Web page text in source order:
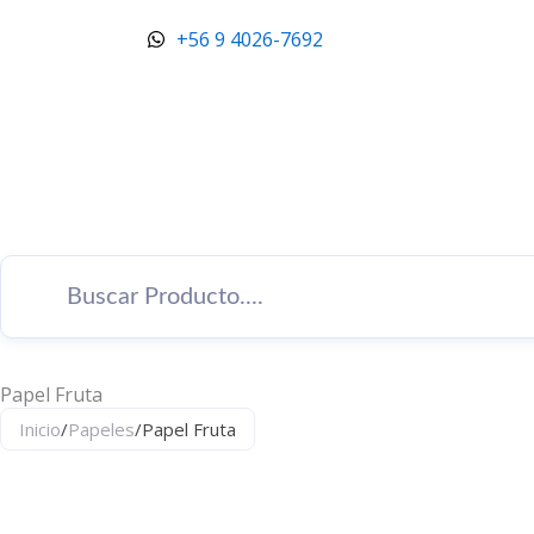
+56 9 4026-7692
Papel Fruta
Inicio/Papeles/Papel Fruta